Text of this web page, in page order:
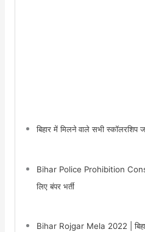
बिहार में मिलने वाले सभी
Bihar Police Prohibition
लिए बंपर भर्ती
Bihar Rojgar Mela 2022 |